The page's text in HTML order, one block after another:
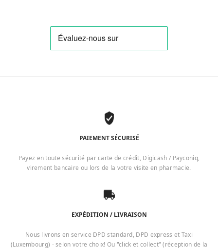
PAIEMENT SÉCURISÉ
Payez en toute sécurité par carte de crédit, Digicash / Payconiq,
virement bancaire ou lors de la votre visite en pharmacie.
EXPÉDITION / LIVRAISON
Nous livrons en service DPD standard, DPD express et Taxi
(Luxembourg) - selon votre choix! Ou "click et collect" (réception de la